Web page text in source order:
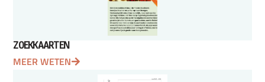
ZOEKKAARTEN
MEER WETEN